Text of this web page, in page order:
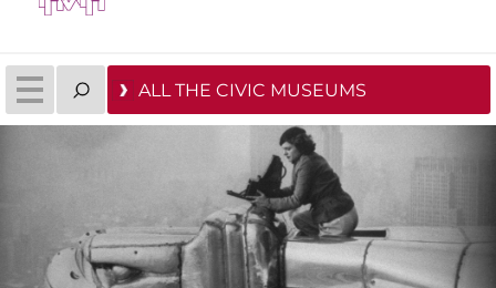
ALL THE CIVIC MUSEUMS